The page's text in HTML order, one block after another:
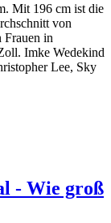
Mit 196 cm ist die
von
Frauen in
Imke Wedekind
Lee, Sky
- Wie groß